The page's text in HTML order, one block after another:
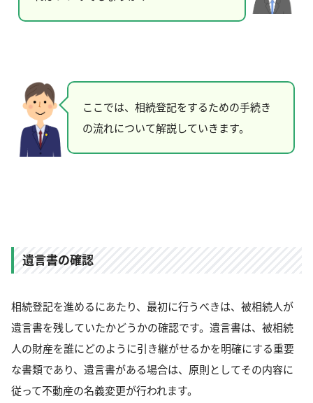
ここでは、相続登記をするための手続き
の流れについて解説していきます。
遺言書の確認
相続登記を進めるにあたり、最初に行うべきは、被相続人が
遺言書を残していたかどうかの確認です。遺言書は、被相続
人の財産を誰にどのように引き継がせるかを明確にする重要
な書類であり、遺言書がある場合は、原則としてその内容に
従って不動産の名義変更が行われます。